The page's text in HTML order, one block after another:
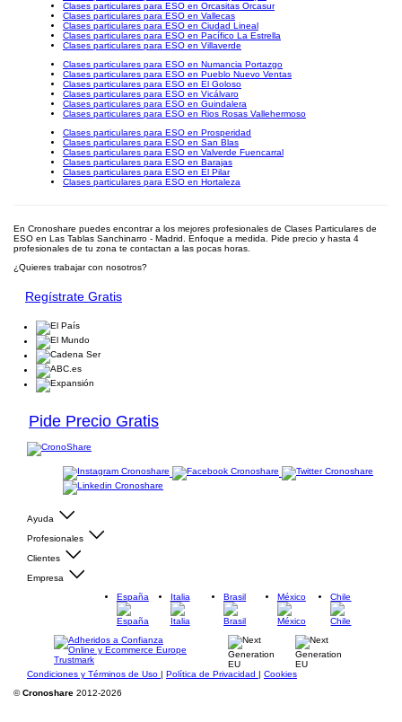
Clases particulares para ESO en Orcasitas Orcasur
Clases particulares para ESO en Vallecas
Clases particulares para ESO en Ciudad Lineal
Clases particulares para ESO en Pacífico La Estrella
Clases particulares para ESO en Villaverde
Clases particulares para ESO en Numancia Portazgo
Clases particulares para ESO en Pueblo Nuevo Ventas
Clases particulares para ESO en El Goloso
Clases particulares para ESO en Vicálvaro
Clases particulares para ESO en Guindalera
Clases particulares para ESO en Rios Rosas Vallehermoso
Clases particulares para ESO en Prosperidad
Clases particulares para ESO en San Blas
Clases particulares para ESO en Valverde Fuencarral
Clases particulares para ESO en Barajas
Clases particulares para ESO en El Pilar
Clases particulares para ESO en Hortaleza
En Cronoshare puedes encontrar a los mejores profesionales de Clases Particulares de
ESO en Las Tablas Sanchinarro - Madrid. Enfoque a medida. Pide precio y hasta 4
profesionales de tu zona te contactan a las pocas horas.
¿Quieres trabajar con nosotros?
Regístrate Gratis
Pide Precio Gratis
Ayuda
Profesionales
Clientes
Empresa
España
Italia Brasil México Chile
Condiciones y Términos de Uso | Política de Privacidad | Cookies
©Cronoshare 2012-2026